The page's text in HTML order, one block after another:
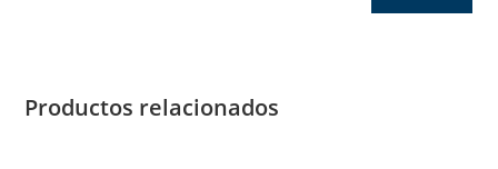
Productos relacionados